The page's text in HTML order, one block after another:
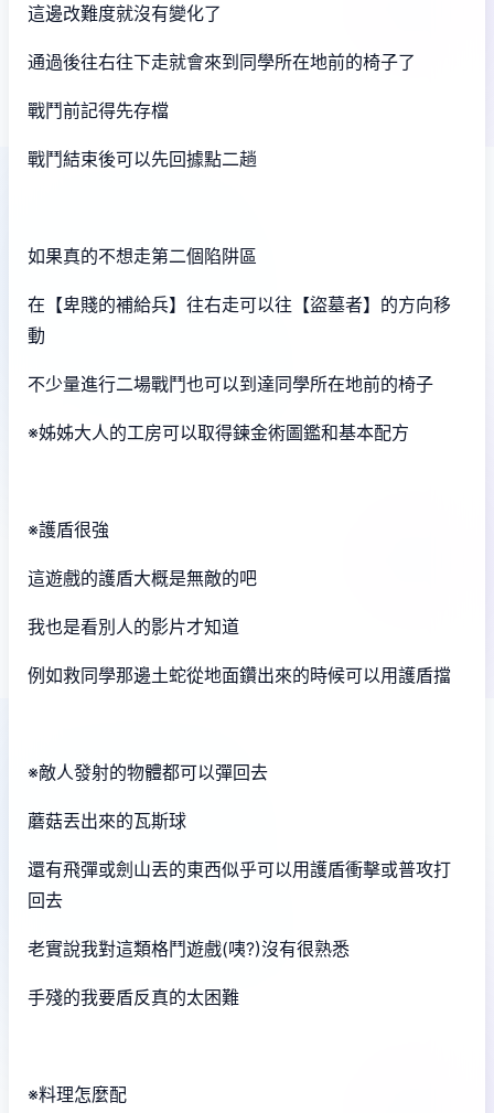
這邊改難度就沒有變化了
通過後往右往下走就會來到同學所在地前的椅子了
戰鬥前記得先存檔
戰鬥結束後可以先回據點二趟
如果真的不想走第二個陷阱區
在【卑賤的補給兵】往右走可以往【盜墓者】的方向移
動
不少量進行二場戰鬥也可以到達同學所在地前的椅子
※姊姊大人的工房可以取得鍊金術圖鑑和基本配方
※護盾很強
這遊戲的護盾大概是無敵的吧
我也是看別人的影片才知道
例如救同學那邊土蛇從地面鑽出來的時候可以用護盾擋
※敵人發射的物體都可以彈回去
蘑菇丟出來的瓦斯球
還有飛彈或劍山丟的東西似乎可以用護盾衝擊或普攻打
回去
老實說我對這類格鬥遊戲(咦?)沒有很熟悉
手殘的我要盾反真的太困難
※料理怎麼配